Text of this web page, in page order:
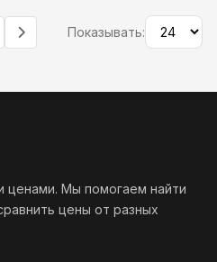
Показывать:
ценами. Мы помогаем найти
цены от разных